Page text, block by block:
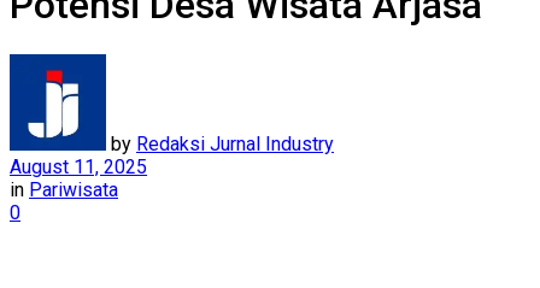
by Redaksi Jurnal Industry
August 11, 2025
in Pariwisata
0